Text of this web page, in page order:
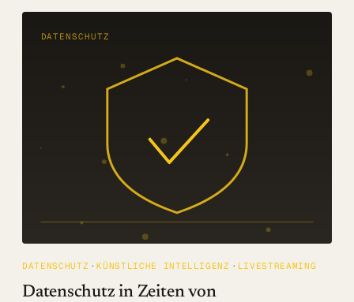
DATENSCHUTZ
DATENSCHUTZ KÜNSTLICHE INTELLIGENZ LIVESTREAMING
Datenschutz in Zeiten von